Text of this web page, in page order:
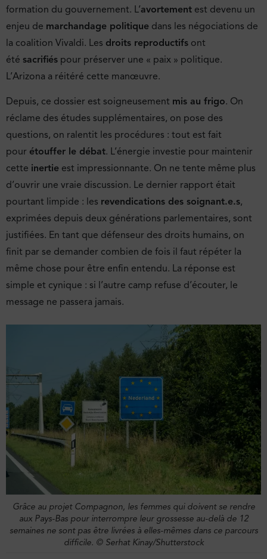
formation du gouvernement. L’avortement est devenu un
enjeu de marchandage politique dans les négociations de
la coalition Vivaldi. Les droits reproductifs ont
été sacrifiés pour préserver une « paix » politique.
L’Arizona a réitéré cette manœuvre.
Depuis, ce dossier est soigneusement mis au frigo. On
réclame des études supplémentaires, on pose des
questions, on ralentit les procédures : tout est fait
pour étouffer le débat. L’énergie investie pour maintenir
cette inertie est impressionnante. On ne tente même plus
d’ouvrir une vraie discussion. Le dernier rapport était
pourtant limpide : les revendications des soignant.e.s,
exprimées depuis deux générations parlementaires, sont
justifiées. En tant que défenseur des droits humains, on
finit par se demander combien de fois il faut répéter la
même chose pour être enfin entendu. La réponse est
simple et cynique : si l’autre camp refuse d’écouter, le
message ne passera jamais.
Grâce au projet Compagnon, les femmes qui doivent se rendre
aux Pays-Bas pour interrompre leur grossesse au-delà de 12
semaines ne sont pas être livrées à elles-mêmes dans ce parcours
difficile. © Serhat Kinay/Shutterstock